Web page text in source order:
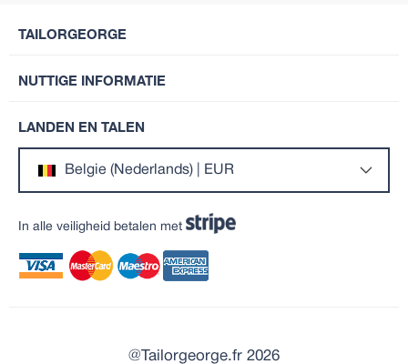
TAILORGEORGE
NUTTIGE INFORMATIE
LANDEN EN TALEN
Belgie (Nederlands) | EUR
In alle veiligheid betalen met
@Tailorgeorge.fr 2026